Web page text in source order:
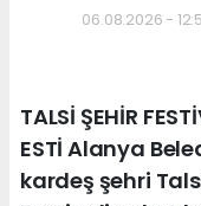
06.08.2026 -
TALSİ ŞEHİR
ESTİ Alanya
kardeş şehri